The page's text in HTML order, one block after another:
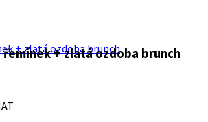
+ zlatá ozdoba brunch